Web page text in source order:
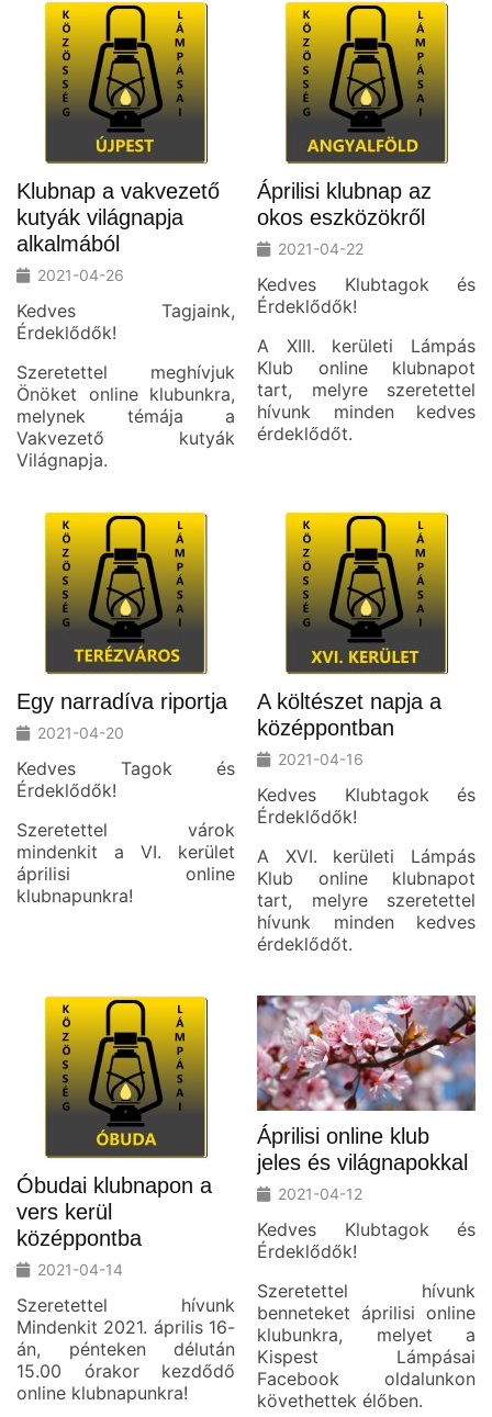
Klubnap a vakvezető
kutyák világnapja
alkalmából
2021-04-26
Kedves Tagjaink,
Érdeklődők!
Szeretettel meghívjuk
Önöket online klubunkra,
melynek témája a
Vakvezető kutyák
Világnapja.
Áprilisi klubnap az
okos eszközökről
2021-04-22
Kedves Klubtagok és
Érdeklődők!
A XIII. kerületi Lámpás
Klub online klubnapot
tart, melyre szeretettel
hívunk minden kedves
érdeklődőt.
Egy narradíva riportja
2021-04-20
Kedves Tagok és
Érdeklődők!
Szeretettel várok
mindenkit a VI. kerület
áprilisi online
klubnapunkra!
A költészet napja a
középpontban
2021-04-16
Kedves Klubtagok és
Érdeklődők!
A XVI. kerületi Lámpás
Klub online klubnapot
tart, melyre szeretettel
hívunk minden kedves
érdeklődőt.
Óbudai klubnapon a
vers kerül
középpontba
2021-04-14
Szeretettel hívunk
Mindenkit 2021. április 16-
án, pénteken délután
15.00 órakor kezdődő
online klubnapunkra!
Áprilisi online klub
jeles és világnapokkal
2021-04-12
Kedves Klubtagok és
Érdeklődők!
Szeretettel hívunk
benneteket áprilisi online
klubunkra, melyet a
Kispest Lámpásai
Facebook oldalunkon
követhettek élőben.